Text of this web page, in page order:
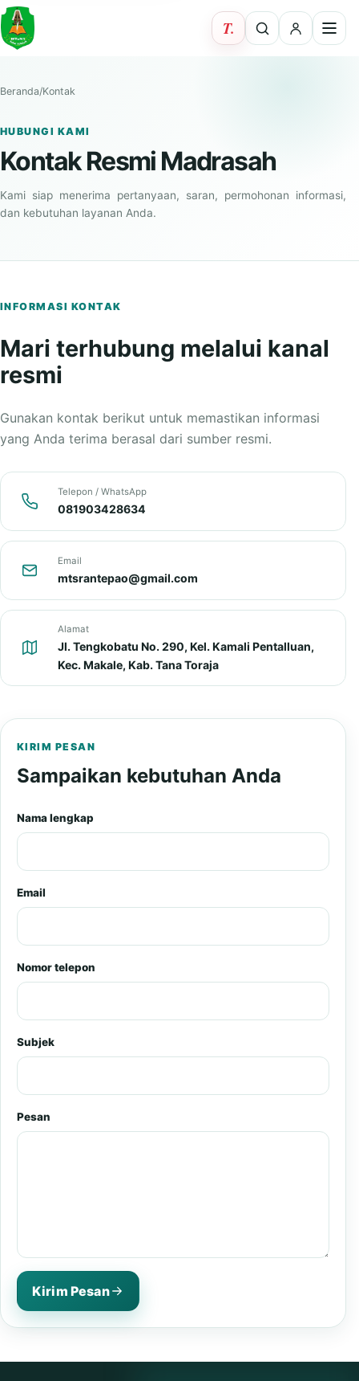
Beranda/Kontak
HUBUNGI KAMI
Kontak Resmi Madrasah
Kami siap menerima pertanyaan, saran, permohonan informasi,
dan kebutuhan layanan Anda.
INFORMASI KONTAK
Mari terhubung melalui kanal
resmi
Gunakan kontak berikut untuk memastikan informasi
yang Anda terima berasal dari sumber resmi.
Telepon / WhatsApp
081903428634
Email
mtsrantepao@gmail.com
Alamat
Jl. Tengkobatu No. 290, Kel. Kamali Pentalluan,
Kec. Makale, Kab. Tana Toraja
KIRIM PESAN
Sampaikan kebutuhan Anda
Nama lengkap
Email
Nomor telepon
Subjek
Pesan
Kirim Pesan